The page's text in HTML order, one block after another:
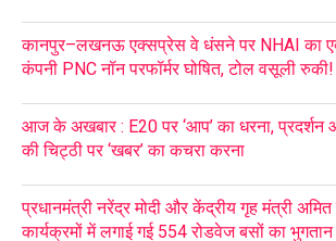
कानपुर–लखनऊ एक्सप्रेस वे धंसने पर NHAI का
कंपनी PNC नॉन परफॉर्मर घोषित, टोल वसूली रुकी!
आज के अखबार : E20 पर ‘आप’ का धरना, प्रदर्शन
की चिट्ठी पर ‘खबर’ का कचरा करना
प्रधानमंत्री नरेंद्र मोदी और केंद्रीय गृह मंत्री
कार्यक्रमों में लगाई गई 554 रोडवेज बसों का